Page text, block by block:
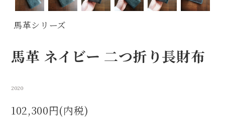
馬革シリーズ
馬革 ネイビー 二つ折り長財布
2020
102,300円(内税)